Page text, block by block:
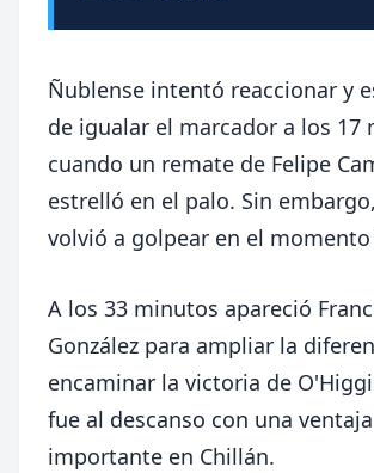
Ñublense intentó reaccionar y
de igualar el marcador a los 17
cuando un remate de Felipe
estrelló en el palo. Sin
volvió a golpear en el
A los 33 minutos apareció
González para ampliar la
encaminar la victoria de
fue al descanso con una ventaja
importante en Chillán.